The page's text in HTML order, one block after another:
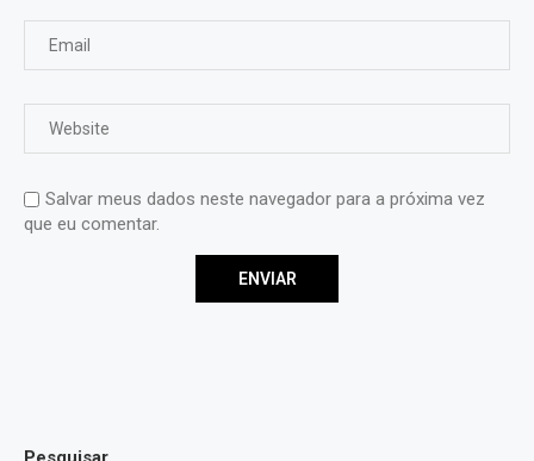
Salvar meus dados neste navegador para a próxima vez
que eu comentar.